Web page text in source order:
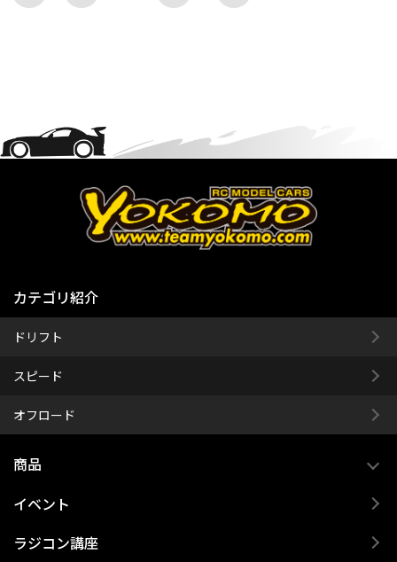
カテゴリ紹介
ドリフト
スピード
オフロード
商品
イベント
ラジコン講座